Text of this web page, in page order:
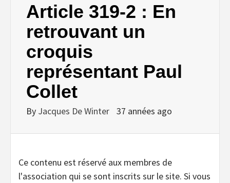
Article 319-2 : En
retrouvant un
croquis
représentant Paul
Collet
By Jacques De Winter 37 années ago
Ce contenu est réservé aux membres de
l'association qui se sont inscrits sur le site. Si vous